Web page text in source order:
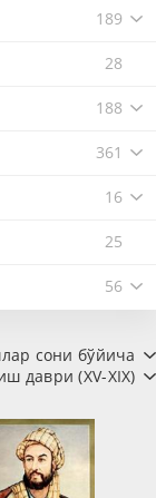
189
28
188
361
16
25
56
сони бўйича
даври (XV-XIX)